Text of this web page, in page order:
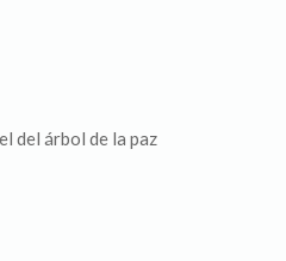
del árbol de la paz